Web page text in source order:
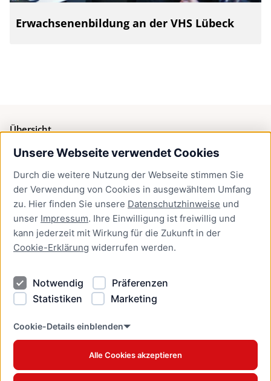
Unsere Webseite verwendet Cookies
Durch die weitere Nutzung der Webseite stimmen Sie
der Verwendung von Cookies in ausgewähltem Umfang
zu. Hier finden Sie unsere Datenschutzhinweise und
unser Impressum. Ihre Einwilligung ist freiwillig und
kann jederzeit mit Wirkung für die Zukunft in der
Cookie-Erklärung widerrufen werden.
Notwendig
Präferenzen
Statistiken
Marketing
Cookie-Details einblenden
Alle Cookies akzeptieren
Erwachsenenbildung an der VHS Lübeck
Übersicht
Bürgerservice
Presse
Newsletter Lübeck:kompakt
Kontakt
Kontakt
Datenschutzhinweise
Barrierefreiheit
Cookie Erklärung
www.luebeck.de